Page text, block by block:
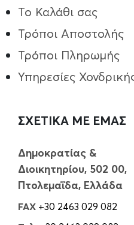
Το Καλάθι σας
Τρόποι Aποστολής
Τρόποι Πληρωμής
Υπηρεσίες
ΣΧΕΤΙΚΑ ΜΕ ΕΜΑΣ
Δημοκρατίας &
Διοικητηρίου, 502 00,
Πτολεμαΐδα, Ελλάδα
FAX +30 2463 029 082